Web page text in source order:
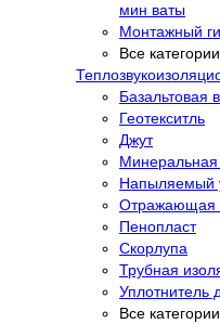
мин ваты
Монтажный
Все
Базальтовая
Геотекситль
Джут
Минеральная
Напыляемый
Отражающая
Пенопласт
Скорлупа
Трубная
Уплотнитель
Все